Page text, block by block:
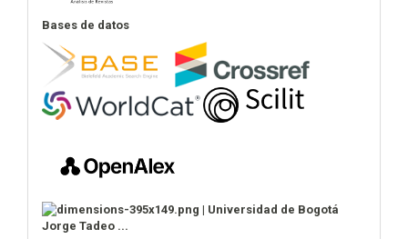
Bases de datos